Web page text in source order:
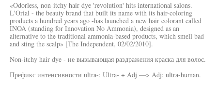
«Odorless, non-itchy hair dye 'revolution' hits international salons.
L'Orial - the beauty brand that built its name with its hair-coloring
products a hundred years ago -has launched a new hair colorant called
INOA (standing for Innovation No Ammonia), designed as an
alternative to the traditional ammonia-based products, which smell bad
and sting the scalp» [The Independent, 02/02/2010].
Non-itchy hair dye - не вызывающая раздражения краска для волос.
Префикс интенсивности ultra-: Ultra- + Adj —> Adj: ultra-human.